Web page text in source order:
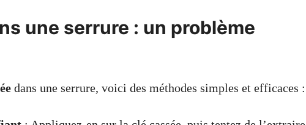
une serrure : un problème
dans une serrure, voici des méthodes simples et efficaces :